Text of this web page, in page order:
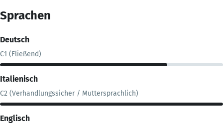
Sprachen
Deutsch
C1 (Fließend)
Italienisch
C2 (Verhandlungssicher / Muttersprachlich)
Englisch